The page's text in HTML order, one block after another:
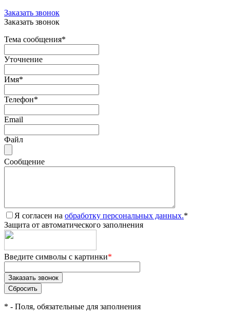
Заказать звонок
Заказать звонок
Тема сообщения*
Уточнение
Имя*
Телефон*
Email
Файл
Сообщение
Я согласен на обработку персональных данных.*
Защита от автоматического заполнения
Введите символы с картинки*
* - Поля, обязательные для заполнения